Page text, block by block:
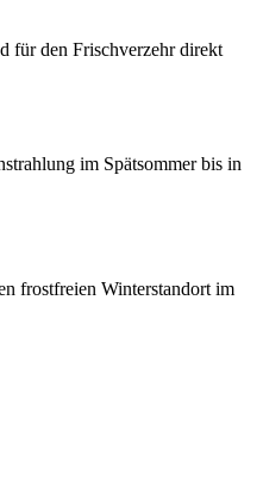
für den Frischverzehr direkt
im Spätsommer bis in
frostfreien Winterstandort im